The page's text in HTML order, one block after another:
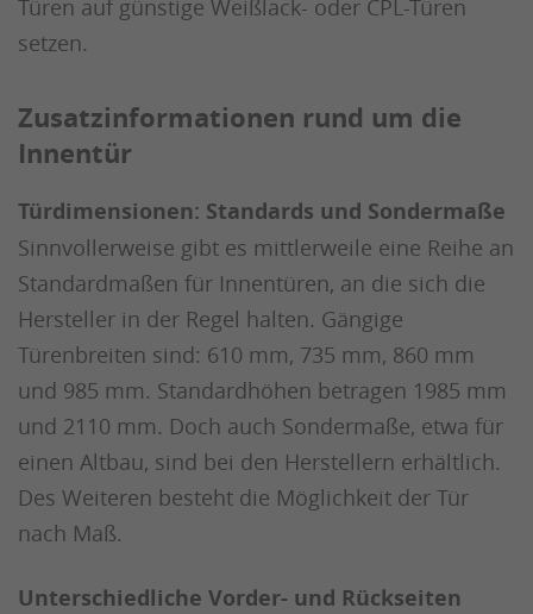
Türen auf günstige Weißlack- oder CPL-Türen
setzen.
Zusatzinformationen rund um die
Innentür
Türdimensionen: Standards und Sondermaße
Sinnvollerweise gibt es mittlerweile eine Reihe an
Standardmaßen für Innentüren, an die sich die
Hersteller in der Regel halten. Gängige
Türenbreiten sind: 610 mm, 735 mm, 860 mm
und 985 mm. Standardhöhen betragen 1985 mm
und 2110 mm. Doch auch Sondermaße, etwa für
einen Altbau, sind bei den Herstellern erhältlich.
Des Weiteren besteht die Möglichkeit der Tür
nach Maß.
Unterschiedliche Vorder- und Rückseiten